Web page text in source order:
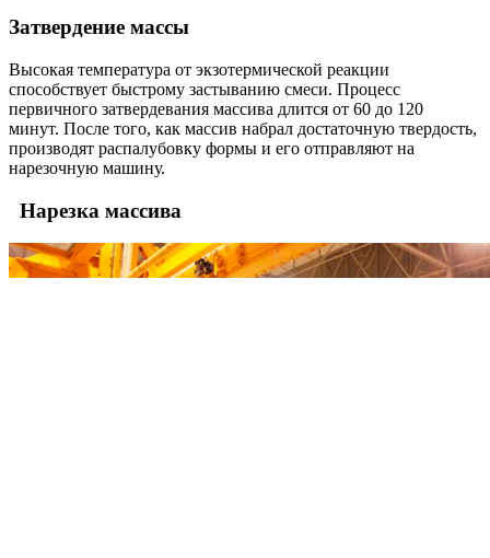
Затвердение массы
Высокая температура от экзотермической реакции
способствует быстрому застыванию смеси. Процесс
первичного затвердевания массива длится от 60 до 120
минут. После того, как массив набрал достаточную твердость,
производят распалубовку формы и его отправляют на
нарезочную машину.
Нарезка массива